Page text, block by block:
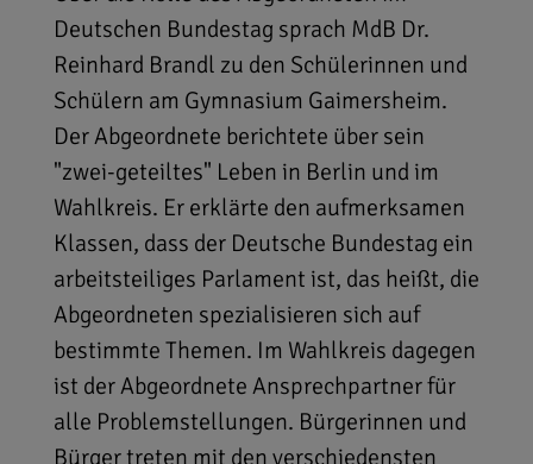
Deutschen Bundestag sprach MdB Dr.
Reinhard Brandl zu den Schülerinnen und
Schülern am Gymnasium Gaimersheim.
Der Abgeordnete berichtete über sein
"zwei-geteiltes" Leben in Berlin und im
Wahlkreis. Er erklärte den aufmerksamen
Klassen, dass der Deutsche Bundestag ein
arbeitsteiliges Parlament ist, das heißt, die
Abgeordneten spezialisieren sich auf
bestimmte Themen. Im Wahlkreis dagegen
ist der Abgeordnete Ansprechpartner für
alle Problemstellungen. Bürgerinnen und
Bürger treten mit den verschiedensten